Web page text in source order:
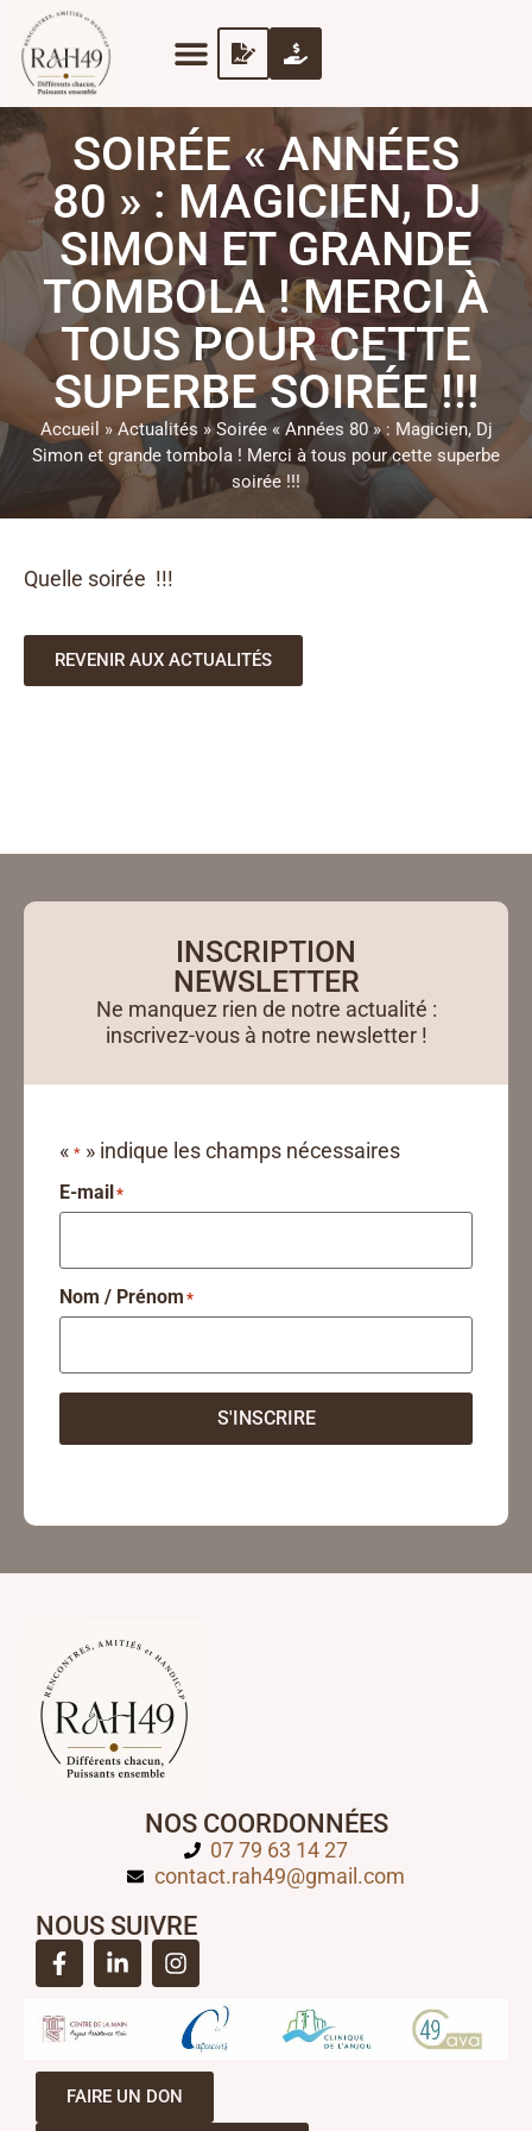
SOIRÉE « ANNÉES
80 » : MAGICIEN, DJ
SIMON ET GRANDE
TOMBOLA ! MERCI À
TOUS POUR CETTE
SUPERBE SOIRÉE !!!
Accueil » Actualités »Soirée « Années 80 » : Magicien, Dj
Simon et grande tombola ! Merci à tous pour cette superbe
soirée !!!
Quelle soirée !!!
REVENIR AUX ACTUALITÉS
INSCRIPTION
NEWSLETTER
Ne manquez rien de notre actualité :
inscrivez-vous à notre newsletter !
« * » indique les champs nécessaires
E-mail *
Nom / Prénom *
S'INSCRIRE
NOS COORDONNÉES
07 79 63 14 27
contact.rah49@gmail.com
NOUS SUIVRE
FAIRE UN DON